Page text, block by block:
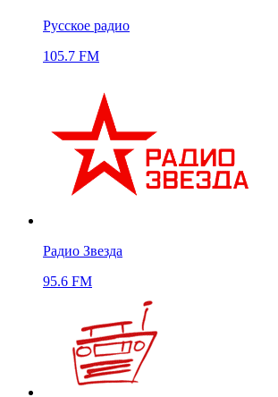
Русское радио
105.7 FM
Радио Звезда
95.6 FM